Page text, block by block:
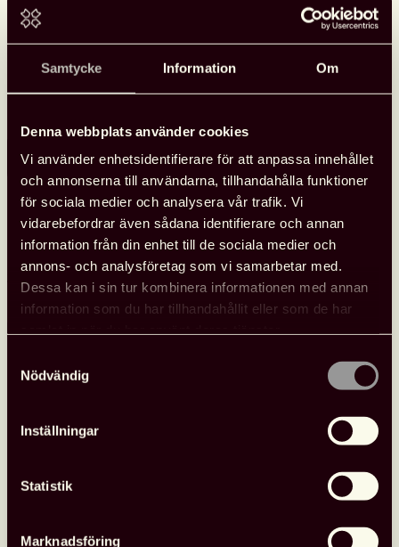
Samtycke Information Om
Denna webbplats använder cookies
Vi använder enhetsidentifierare för att anpassa innehållet
och annonserna till användarna, tillhandahålla funktioner
för sociala medier och analysera vår trafik. Vi
vidarebefordrar även sådana identifierare och annan
information från din enhet till de sociala medier och
annons- och analysföretag som vi samarbetar med.
Dessa kan i sin tur kombinera informationen med annan
information som du har tillhandahållit eller som de har
Nödvändig
Inställningar
Statistik
Marknadsföring
programpunkter i Almedalen
under Almedalen med fokus på biblioteksfrågor, bildning och
kultur. Samtalen spelades in och finns tillgängliga att se.
Läs mer
Se
Svensk
biblioteksförenings
programpunkter
i
AlmedalenNyheter